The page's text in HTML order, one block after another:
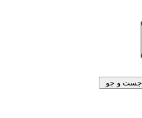
جست و جو